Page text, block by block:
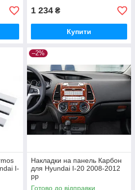
1 234 ₴
Купити
I-
–2%
Накладки на панель Карбон
для Hyundai I-20 2008-2012
рр
Готово до відправки